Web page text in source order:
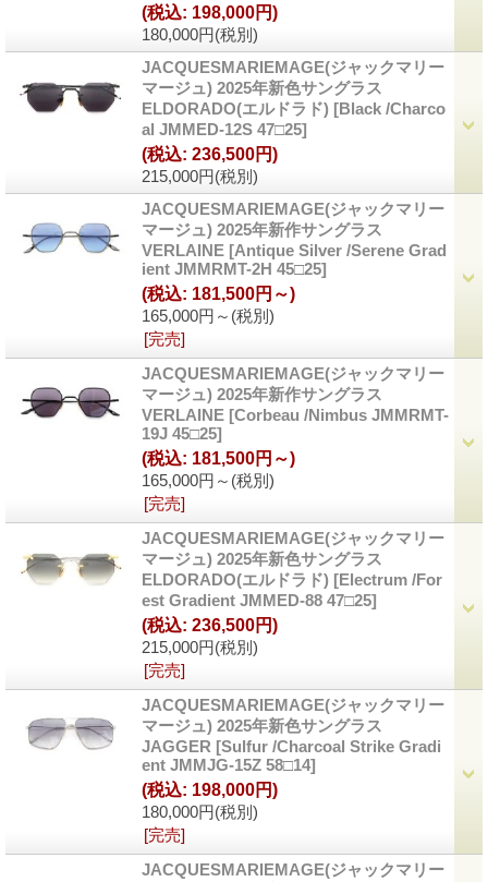
180,000円(税別)
(税込: 198,000円)
JACQUESMARIEMAGE(ジャックマリー
マージュ) 2025年新色サングラス
ELDORADO(エルドラド) [Black /Charco
al JMMED-12S 47□25]
215,000円(税別)
(税込: 236,500円)
JACQUESMARIEMAGE(ジャックマリー
マージュ) 2025年新作サングラス
VERLAINE [Antique Silver /Serene Grad
ient JMMRMT-2H 45□25]
165,000円～ (税別)
(税込: 181,500円～)
[完売]
JACQUESMARIEMAGE(ジャックマリー
マージュ) 2025年新作サングラス
VERLAINE [Corbeau /Nimbus JMMRMT-
19J 45□25]
165,000円～ (税別)
(税込: 181,500円～)
[完売]
JACQUESMARIEMAGE(ジャックマリー
マージュ) 2025年新色サングラス
ELDORADO(エルドラド) [Electrum /For
est Gradient JMMED-88 47□25]
215,000円(税別)
(税込: 236,500円)
[完売]
JACQUESMARIEMAGE(ジャックマリー
マージュ) 2025年新色サングラス
JAGGER [Sulfur /Charcoal Strike Gradi
ent JMMJG-15Z 58□14]
180,000円(税別)
(税込: 198,000円)
[完売]
JACQUESMARIEMAGE(ジャックマリー